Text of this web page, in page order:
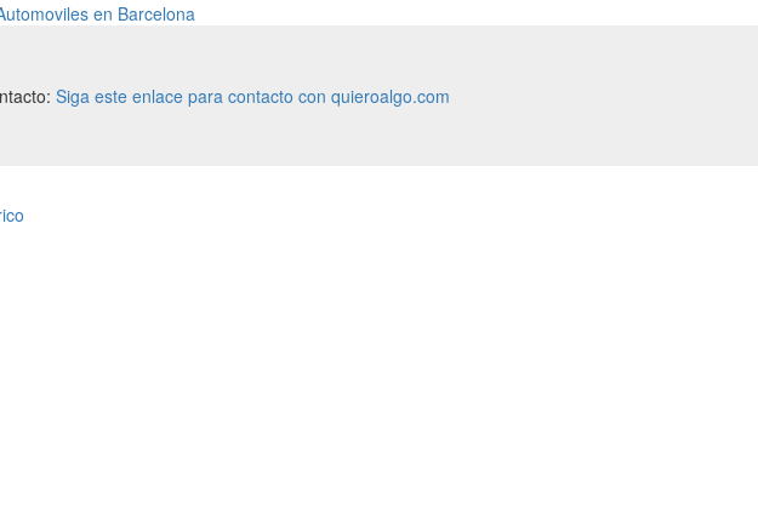
en Barcelona
Siga este enlace para contacto con quieroalgo.com